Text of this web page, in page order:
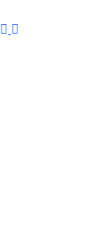
LinkedIn
Whatsapp